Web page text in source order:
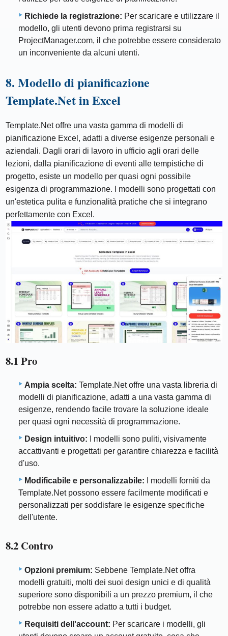
Richiede la registrazione: Per scaricare e utilizzare il
modello, gli utenti devono prima registrarsi su
ProjectManager.com, il che potrebbe essere considerato
un inconveniente da alcuni utenti.
8. Modello di pianificazione
Template.Net in Excel
Template.Net offre una vasta gamma di modelli di
pianificazione Excel, adatti a diverse esigenze personali e
aziendali. Dagli orari di lavoro in ufficio agli orari delle
lezioni, dalla pianificazione di eventi alle tempistiche di
progetto, esiste un modello per quasi ogni possibile
esigenza di programmazione. I modelli sono progettati con
un'estetica pulita e funzionalità pratiche che si integrano
perfettamente con Excel.
8.1 Pro
Ampia scelta: Template.Net offre una vasta libreria di
modelli di pianificazione, adatti a una vasta gamma di
esigenze, rendendo facile trovare la soluzione ideale
per quasi ogni necessità di programmazione.
Design intuitivo: I modelli sono puliti, visivamente
accattivanti e progettati per garantire chiarezza e facilità
d'uso.
Modificabile e personalizzabile: I modelli forniti da
Template.Net possono essere facilmente modificati e
personalizzati per soddisfare le esigenze specifiche
dell'utente.
8.2 Contro
Opzioni premium: Sebbene Template.Net offra
modelli gratuiti, molti dei suoi design unici e di qualità
superiore sono disponibili a un prezzo premium, il che
potrebbe non essere adatto a tutti i budget.
Requisiti dell'account: Per scaricare i modelli, gli